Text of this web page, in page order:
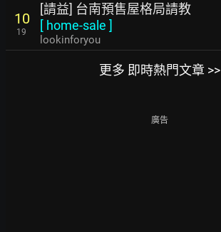
10
19
[請益] 台南預售屋格局請教
[ home-sale ]
lookinforyou
更多 即時熱門文章 >>
廣告